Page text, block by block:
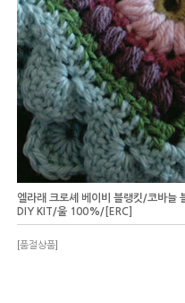
엘라래 크로셰 베이비 블랭킷/코바늘
DIY KIT/울 100%/[ERC]
[품절상품]